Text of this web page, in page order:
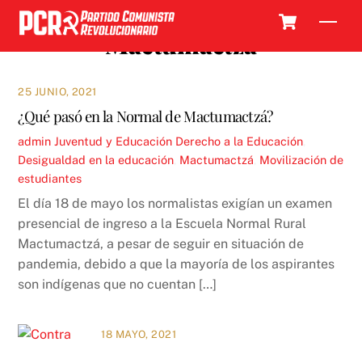
Skip
content
Mactumactzá
25 JUNIO, 2021
¿Qué pasó en la Normal de Mactumactzá?
admin Juventud y Educación Derecho a la Educación
Desigualdad en la educación Mactumactzá Movilización de
estudiantes
El día 18 de mayo los normalistas exigían un examen
presencial de ingreso a la Escuela Normal Rural
Mactumactzá, a pesar de seguir en situación de
pandemia, debido a que la mayoría de los aspirantes
son indígenas que no cuentan […]
18 MAYO, 2021